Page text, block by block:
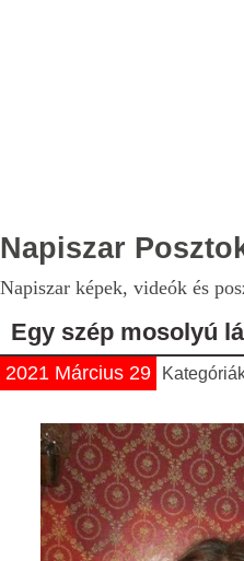
Napiszar
Napiszar képek, videók és
Egy szép mosolyú
2021 Március 29